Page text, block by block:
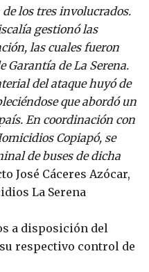
los tres involucrados.
gestionó las
las cuales fueron
Garantía de La Serena.
del ataque huyó de
que abordó un
En coordinación con
Copiapó, se
de buses de dicha
José Cáceres Azócar,
La Serena
a disposición del
respectivo control de